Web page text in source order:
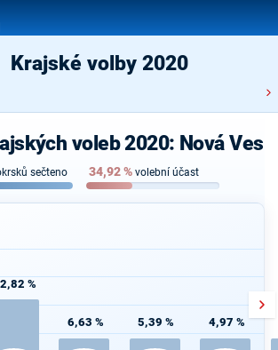
Krajské volby 2020
voleb 2020: Nová Ves
sečteno 34,92% volební účast
%
6,63 % 5,39 % 4,97 %